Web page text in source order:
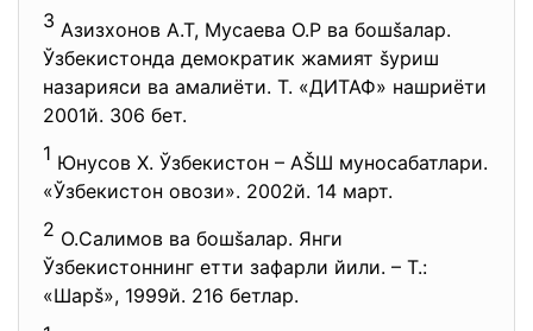
3 Азизхонов А.Т, Мусаева О.Р ва бошšалар.
Ўзбекистонда демократик жамият šуриш
назарияси ва амалиёти. Т. «ДИТАФ» нашриёти
2001й. 306 бет.
1 Юнусов Х. Ўзбекистон – АŠШ муносабатлари.
«Ўзбекистон овози». 2002й. 14 март.
2 О.Салимов ва бошšалар. Янги
Ўзбекистоннинг етти зафарли йили. – Т.:
«Шарš», 1999й. 216 бетлар.